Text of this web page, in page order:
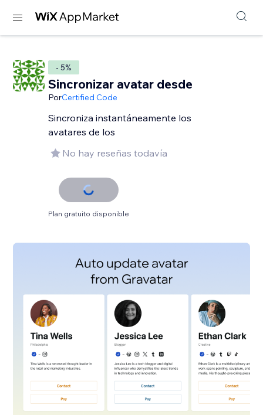
- 5%
Sincronizar avatar desde
PorCertified Code
Sincroniza instantáneamente los
avatares de los
No hay reseñas todavía
Plan gratuito disponible